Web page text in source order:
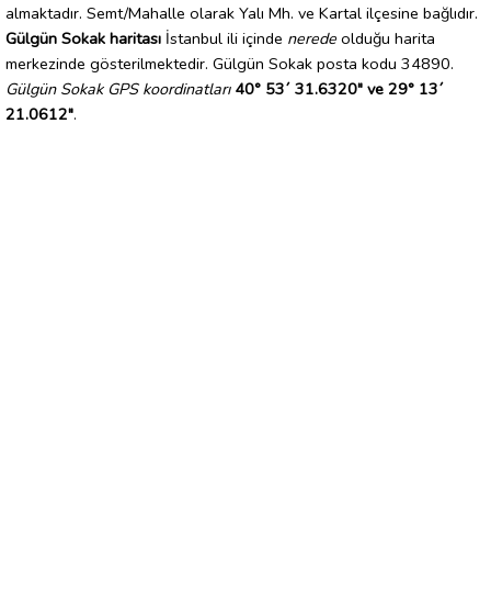
almaktadır. Semt/Mahalle olarak Yalı Mh. ve Kartal ilçesine bağlıdır.
Gülgün Sokak haritası İstanbul ili içinde nerede olduğu harita
merkezinde gösterilmektedir. Gülgün Sokak posta kodu 34890.
Gülgün Sokak GPS koordinatları 40° 53´ 31.6320" ve 29° 13´
21.0612".